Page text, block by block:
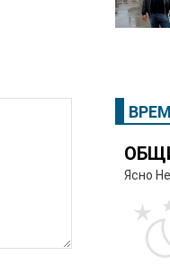
Ясно